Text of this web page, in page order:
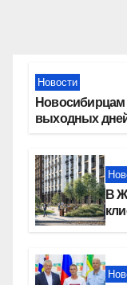
Новости
Новосибирцам
выходных дней
В